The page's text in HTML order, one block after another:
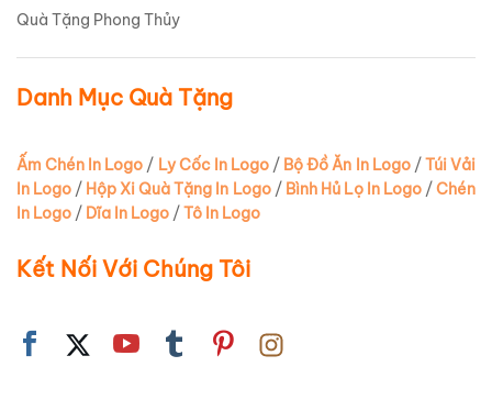
Quà Tặng Phong Thủy
Danh Mục Quà Tặng
Ấm Chén In Logo / Ly Cốc In Logo/ Bộ Đồ Ăn In Logo/Túi Vải
In Logo / Hộp Xi Quà Tặng In Logo/ Bình Hủ Lọ In Logo/Chén
In Logo / Dĩa In Logo /Tô In Logo
Kết Nối Với Chúng Tôi